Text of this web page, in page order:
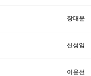
장대운
신성임
이윤선